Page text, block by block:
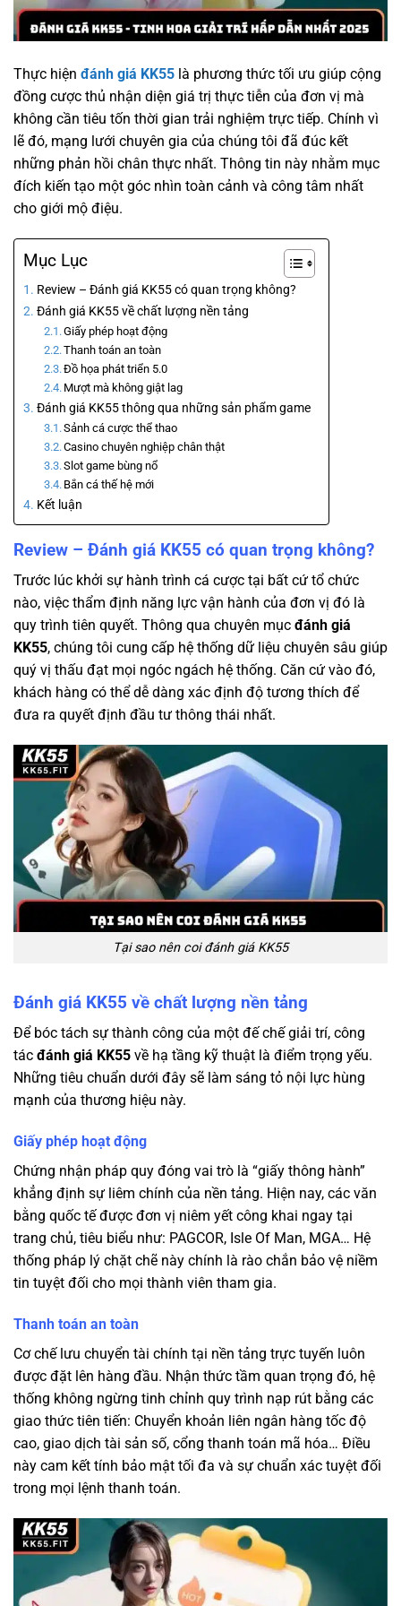
Thực hiện đánh giá KK55 là phương thức tối ưu giúp cộng
đồng cược thủ nhận diện giá trị thực tiễn của đơn vị mà
không cần tiêu tốn thời gian trải nghiệm trực tiếp. Chính vì
lẽ đó, mạng lưới chuyên gia của chúng tôi đã đúc kết
những phản hồi chân thực nhất. Thông tin này nhằm mục
đích kiến tạo một góc nhìn toàn cảnh và công tâm nhất
cho giới mộ điệu.
Mục Lục
Review – Đánh giá KK55 có quan trọng không?
Đánh giá KK55 về chất lượng nền tảng
Giấy phép hoạt động
Thanh toán an toàn
Đồ họa phát triển 5.0
Mượt mà không giật lag
Đánh giá KK55 thông qua những sản phẩm game
Sảnh cá cược thể thao
Casino chuyên nghiệp chân thật
Slot game bùng nổ
Bắn cá thế hệ mới
Kết luận
Review – Đánh giá KK55 có quan trọng không?
Trước lúc khởi sự hành trình cá cược tại bất cứ tổ chức
nào, việc thẩm định năng lực vận hành của đơn vị đó là
quy trình tiên quyết. Thông qua chuyên mục đánh giá
KK55, chúng tôi cung cấp hệ thống dữ liệu chuyên sâu giúp
quý vị thấu đạt mọi ngóc ngách hệ thống. Căn cứ vào đó,
khách hàng có thể dễ dàng xác định độ tương thích để
đưa ra quyết định đầu tư thông thái nhất.
Tại sao nên coi đánh giá KK55
Đánh giá KK55 về chất lượng nền tảng
Để bóc tách sự thành công của một đế chế giải trí, công
tác đánh giá KK55 về hạ tầng kỹ thuật là điểm trọng yếu.
Những tiêu chuẩn dưới đây sẽ làm sáng tỏ nội lực hùng
mạnh của thương hiệu này.
Giấy phép hoạt động
Chứng nhận pháp quy đóng vai trò là “giấy thông hành”
khẳng định sự liêm chính của nền tảng. Hiện nay, các văn
bằng quốc tế được đơn vị niêm yết công khai ngay tại
trang chủ, tiêu biểu như: PAGCOR, Isle Of Man, MGA… Hệ
thống pháp lý chặt chẽ này chính là rào chắn bảo vệ niềm
tin tuyệt đối cho mọi thành viên tham gia.
Thanh toán an toàn
Cơ chế lưu chuyển tài chính tại nền tảng trực tuyến luôn
được đặt lên hàng đầu. Nhận thức tầm quan trọng đó, hệ
thống không ngừng tinh chỉnh quy trình nạp rút bằng các
giao thức tiên tiến: Chuyển khoản liên ngân hàng tốc độ
cao, giao dịch tài sản số, cổng thanh toán mã hóa… Điều
này cam kết tính bảo mật tối đa và sự chuẩn xác tuyệt đối
trong mọi lệnh thanh toán.